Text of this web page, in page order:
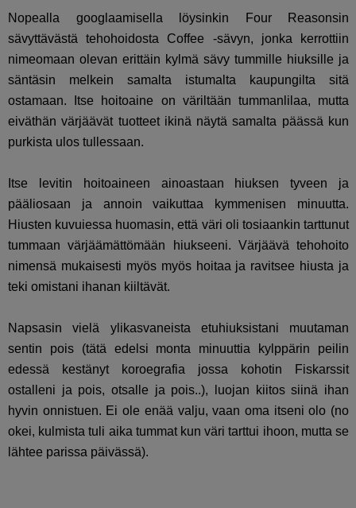
Nopealla googlaamisella löysinkin Four Reasonsin
sävyttävästä tehohoidosta Coffee -sävyn, jonka kerrottiin
nimeomaan olevan erittäin kylmä sävy tummille hiuksille ja
säntäsin melkein samalta istumalta kaupungilta sitä
ostamaan. Itse hoitoaine on väriltään tummanlilaa, mutta
eiväthän värjäävät tuotteet ikinä näytä samalta päässä kun
purkista ulos tullessaan.
Itse levitin hoitoaineen ainoastaan hiuksen tyveen ja
pääliosaan ja annoin vaikuttaa kymmenisen minuutta.
Hiusten kuvuiessa huomasin, että väri oli tosiaankin tarttunut
tummaan värjäämättömään hiukseeni. Värjäävä tehohoito
nimensä mukaisesti myös myös hoitaa ja ravitsee hiusta ja
teki omistani ihanan kiiltävät.
Napsasin vielä ylikasvaneista etuhiuksistani muutaman
sentin pois (tätä edelsi monta minuuttia kylppärin peilin
edessä kestänyt koroegrafia jossa kohotin Fiskarssit
ostalleni ja pois, otsalle ja pois..), luojan kiitos siinä ihan
hyvin onnistuen. Ei ole enää valju, vaan oma itseni olo (no
okei, kulmista tuli aika tummat kun väri tarttui ihoon, mutta se
lähtee parissa päivässä).